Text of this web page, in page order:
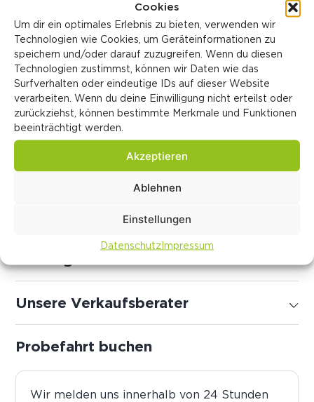
Cookies
Um dir ein optimales Erlebnis zu bieten, verwenden wir
Technologien wie Cookies, um Geräteinformationen zu
speichern und/oder darauf zuzugreifen. Wenn du diesen
Technologien zustimmst, können wir Daten wie das
Surfverhalten oder eindeutige IDs auf dieser Website
verarbeiten. Wenn du deine Einwilligung nicht erteilst oder
zurückziehst, können bestimmte Merkmale und Funktionen
beeinträchtigt werden.
Akzeptieren
Ablehnen
Einstellungen
DatenschutzImpressum
CHF 26'850.00
Katalogpreis:
CHF 56'740.00
Identifikationsnummern
LIGA Nummer: 0070747/24
Sonderausstattung
Serienausstattung
Unsere Verkaufsberater
Probefahrt buchen
Wir melden uns innerhalb von 24 Stunden